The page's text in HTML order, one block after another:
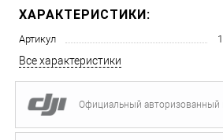
ХАРАКТЕРИСТИКИ:
Артикул
Все характеристики
Официальный авторизованный